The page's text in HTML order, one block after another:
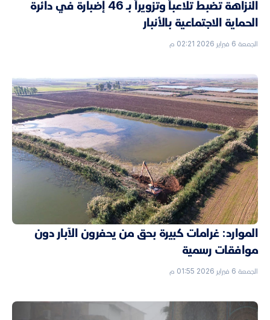
النزاهة تضبط تلاعباً وتزويراً بـ 46 إضبارة في دائرة
الحماية الاجتماعية بالأنبار
الجمعة 6 فبراير 2026 02:21 م
الموارد: غرامات كبيرة بحق من يحفرون الآبار دون
موافقات رسمية
الجمعة 6 فبراير 2026 01:55 م